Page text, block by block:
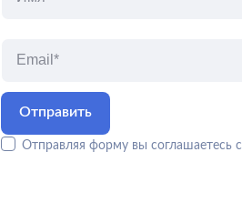
Отправляя форму вы соглашаетесь с